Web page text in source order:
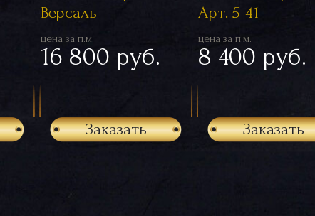
Версаль
цена за п.м.
16 800 руб.
Заказать
Арт. 5-41
цена за п.м.
8 400 руб.
Заказать